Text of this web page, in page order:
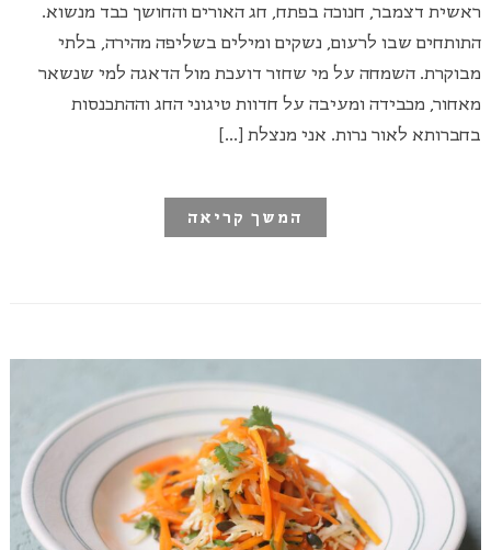
ראשית דצמבר, חנוכה בפתח, חג האורים והחושך כבד מנשוא.
התותחים שבו לרעום, נשקים ומילים בשליפה מהירה, בלתי
מבוקרת. השמחה על מי שחזר דועכת מול הדאגה למי שנשאר
מאחור, מכבידה ומעיבה על חדוות טיגוני החג וההתכנסות
בחברותא לאור נרות. אני מנצלת […]
המשך קריאה